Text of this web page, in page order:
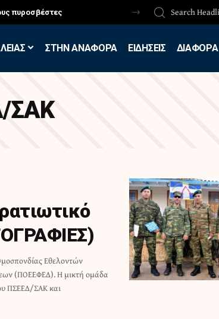
πυροσβέστες
ΣΤΗΝ ΑΝΑΦΟΡΑ ΕΙΔΗΣΕΙΣ ΔΙΑΦΟΡΑ
ΣΑΚ